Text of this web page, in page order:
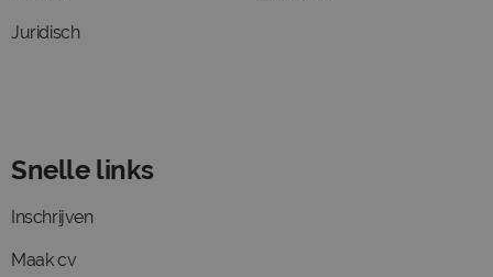
Juridisch
Snelle links
Inschrijven
Maak cv